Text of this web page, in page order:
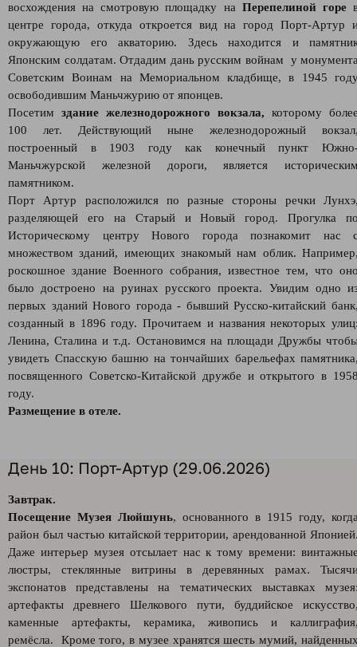
восхождения на смотровую площадку на Перепелиной горе
центре города, откуда откроется вид на город Порт-Артур
окружающую его акваторию. Здесь находится и
Японским солдатам. Отдадим дань русским войнам у
Советским Воинам на Мемориальном кладбище, в 1945
освободившим Маньчжурию от японцев.
Посетим здание железнодорожного вокзала, которому
100 лет. Действующий ныне железнодорожный
построенный в 1903 году как конечный пункт
Маньчжурской железной дороги, является
памятником.
Порт Артур расположился по разные стороны речки
разделяющей его на Старый и Новый город. Прогулка
Историческому центру Нового города познакомит нас
множеством зданий, имеющих знакомый нам облик.
роскошное здание Военного собрания, известное тем, что
было достроено на руинах русского проекта. Увидим одно
первых зданий Нового города - бывший Русско-китайский
созданный в 1896 году. Прочитаем и названия некоторых
Ленина, Сталина и т.д. Остановимся на площади Дружбы
увидеть Спасскую башню на тончайших барельефах
посвященного Советско-Китайской дружбе и открытого в
году.
Размещение в отеле.
День 10: Порт-Артур (29.06.2026)
Завтрак.
Посещение Музея Люйшунь, основанного в 1915 году,
район был частью китайской территории, арендованной
Даже интерьер музея отсылает нас к тому времени:
люстры, стеклянные витрины в деревянных рамах.
экспонатов представлены на тематических выставках
артефакты древнего Шелкового пути, буддийское
каменные артефакты, керамика, живопись и
ремёсла. Кроме того, в музее хранятся шесть мумий,